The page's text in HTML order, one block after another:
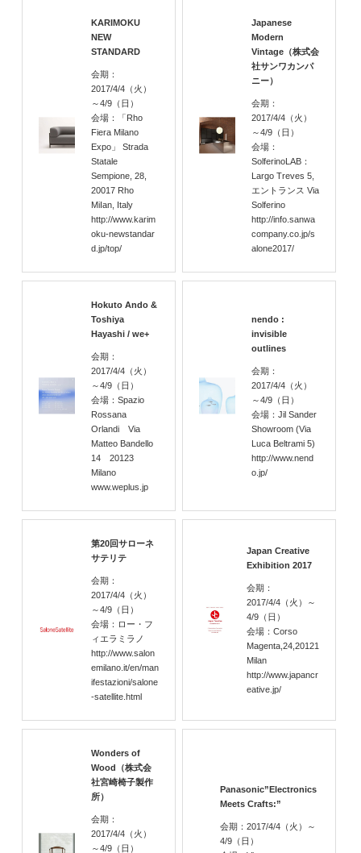
KARIMOKU
NEW
STANDARD
会期：
2017/4/4（火）
～4/9（日）
会場：「Rho
Fiera Milano
Expo」 Strada
Statale
Sempione, 28,
20017 Rho
MiIan, Italy
http://www.karim
oku-newstandar
d.jp/top/
Japanese
Modern
Vintage（株式会
社サンワカンパ
ニー）
会期：
2017/4/4 （火）
～4/9 （日）
会場：
SolferinoLAB：
Largo Treves 5,
エントランス Via
Solferino
http://info.sanwa
company.co.jp/s
alone2017/
Hokuto Ando &
Toshiya
Hayashi / we+
会期：
2017/4/4（火）
～4/9（日）
会場：Spazio
Rossana
Orlandi Via
Matteo Bandello
14 20123
Milano
www.weplus.jp
nendo :
invisible
outlines
会期：
2017/4/4 （火）
～4/9 （日）
会場：Jil Sander
Showroom (Via
Luca Beltrami 5)
http://www.nend
o.jp/
第20回サローネ
サテリテ
会期：
2017/4/4（火）
～4/9（日）
会場：ロー・フ
ィエラミラノ
http://www.salon
emilano.it/en/man
ifestazioni/salone
-satellite.html
Japan Creative
Exhibition 2017
会期：
2017/4/4 （火）
～
4/9 （日）
会場：Corso
Magenta,24,20121
Milan
http://www.japancr
eative.jp/
Wonders of
Wood（株式会
社宮崎椅子製作
所）
会期：
2017/4/4（火）
～4/9（日）
Panasonic”Electronics
Meets Crafts:”
会期：2017/4/4 （火）
～
4/9 （日）